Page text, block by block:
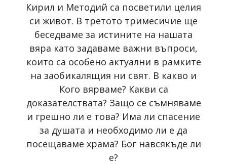
Кирил и Методий са посветили целия
си живот. В третото тримесичие ще
беседваме за истините на нашата
вяра като задаваме важни въпроси,
които са особено актуални в рамките
на заобикалящия ни свят. В какво и
Кого вярваме? Какви са
доказателствата? Защо се съмняваме
и грешно ли е това? Има ли спасение
за душата и необходимо ли е да
посещаваме храма? Бог навсякъде ли
е?